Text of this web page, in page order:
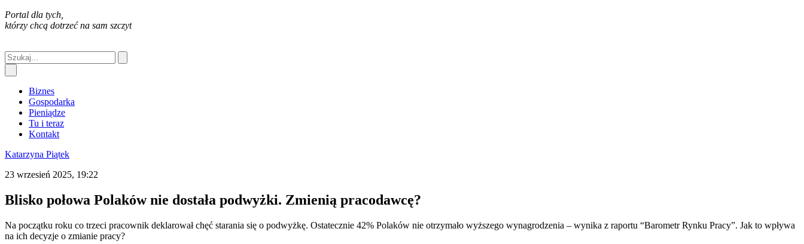
Portal dla tych,
którzy chcą dotrzeć na sam szczyt
Biznes
Gospodarka
Pieniądze
Tu i teraz
Kontakt
Katarzyna Piątek
23 wrzesień 2025, 19:22
Blisko połowa Polaków nie dostała podwyżki. Zmienią pracodawcę?
Na początku roku co trzeci pracownik deklarował chęć starania się o podwyżkę. Ostatecznie 42% Polaków nie otrzymało wyższego wynagrodzenia – wynika z raportu “Barometr Rynku Pracy”. Jak to wpływa
na ich decyzje o zmianie pracy?